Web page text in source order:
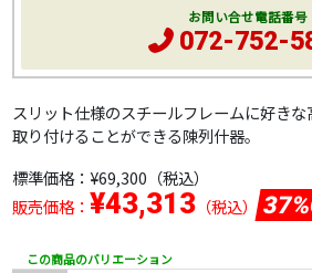
スリット仕様のスチールフレームに好き
取り付けることができる陳列什器。
標準価格： ¥69,300 （税込）
販売価格： ¥43,313（税込）
この商品のバリエーション
お問い合せ電話番号
072-752-